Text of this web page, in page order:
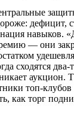
дефицит,
навыков.
— они
сходятся два-
аукцион.
топ-клубов
как торг